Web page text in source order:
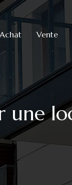
Achat Vente
une